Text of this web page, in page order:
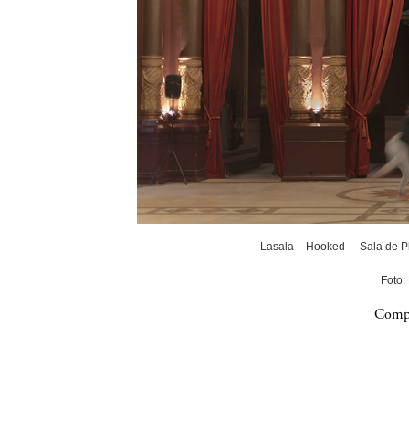
Lasala – Hooked – Sala de